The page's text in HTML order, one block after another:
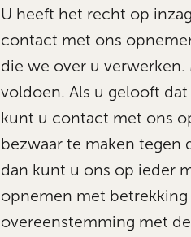
U heeft het recht op
contact met ons
die we over u
voldoen. Als u gelooft
kunt u contact met ons
bezwaar te maken
dan kunt u ons op ieder
opnemen met
overeenstemming met